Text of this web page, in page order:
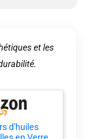
et les
d'huiles